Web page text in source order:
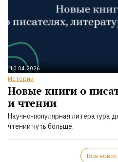
10.04.2026
Истории
Новые книги о
и чтении
Научно-популярная литература
чтении чуть больше.
Все